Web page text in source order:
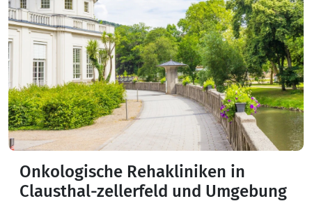
Onkologische Rehakliniken in
Clausthal-zellerfeld und Umgebung